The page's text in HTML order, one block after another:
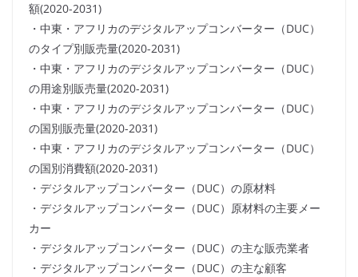
額(2020-2031)
・中東・アフリカのデジタルアップコンバーター（DUC）
のタイプ別販売量(2020-2031)
・中東・アフリカのデジタルアップコンバーター（DUC）
の用途別販売量(2020-2031)
・中東・アフリカのデジタルアップコンバーター（DUC）
の国別販売量(2020-2031)
・中東・アフリカのデジタルアップコンバーター（DUC）
の国別消費額(2020-2031)
・デジタルアップコンバーター（DUC）の原材料
・デジタルアップコンバーター（DUC）原材料の主要メー
カー
・デジタルアップコンバーター（DUC）の主な販売業者
・デジタルアップコンバーター（DUC）の主な顧客